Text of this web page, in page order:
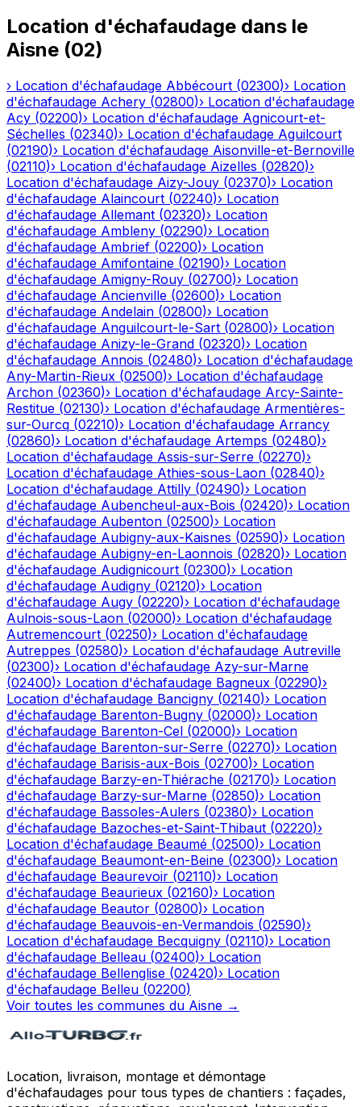
Location d'échafaudage dans le
Aisne (02)
› Location d'échafaudage Abbécourt (02300)› Location
d'échafaudage Achery (02800)› Location d'échafaudage
Acy (02200)› Location d'échafaudage Agnicourt-et-
Séchelles (02340)› Location d'échafaudage Aguilcourt
(02190)› Location d'échafaudage Aisonville-et-Bernoville
(02110)› Location d'échafaudage Aizelles (02820)›
Location d'échafaudage Aizy-Jouy (02370)› Location
d'échafaudage Alaincourt (02240)› Location
d'échafaudage Allemant (02320)› Location
d'échafaudage Ambleny (02290)› Location
d'échafaudage Ambrief (02200)› Location
d'échafaudage Amifontaine (02190)› Location
d'échafaudage Amigny-Rouy (02700)› Location
d'échafaudage Ancienville (02600)› Location
d'échafaudage Andelain (02800)› Location
d'échafaudage Anguilcourt-le-Sart (02800)› Location
d'échafaudage Anizy-le-Grand (02320)› Location
d'échafaudage Annois (02480)› Location d'échafaudage
Any-Martin-Rieux (02500)› Location d'échafaudage
Archon (02360)› Location d'échafaudage Arcy-Sainte-
Restitue (02130)› Location d'échafaudage Armentières-
sur-Ourcq (02210)› Location d'échafaudage Arrancy
(02860)› Location d'échafaudage Artemps (02480)›
Location d'échafaudage Assis-sur-Serre (02270)›
Location d'échafaudage Athies-sous-Laon (02840)›
Location d'échafaudage Attilly (02490)› Location
d'échafaudage Aubencheul-aux-Bois (02420)› Location
d'échafaudage Aubenton (02500)› Location
d'échafaudage Aubigny-aux-Kaisnes (02590)› Location
d'échafaudage Aubigny-en-Laonnois (02820)› Location
d'échafaudage Audignicourt (02300)› Location
d'échafaudage Audigny (02120)› Location
d'échafaudage Augy (02220)› Location d'échafaudage
Aulnois-sous-Laon (02000)› Location d'échafaudage
Autremencourt (02250)› Location d'échafaudage
Autreppes (02580)› Location d'échafaudage Autreville
(02300)› Location d'échafaudage Azy-sur-Marne
(02400)› Location d'échafaudage Bagneux (02290)›
Location d'échafaudage Bancigny (02140)› Location
d'échafaudage Barenton-Bugny (02000)› Location
d'échafaudage Barenton-Cel (02000)› Location
d'échafaudage Barenton-sur-Serre (02270)› Location
d'échafaudage Barisis-aux-Bois (02700)› Location
d'échafaudage Barzy-en-Thiérache (02170)› Location
d'échafaudage Barzy-sur-Marne (02850)› Location
d'échafaudage Bassoles-Aulers (02380)› Location
d'échafaudage Bazoches-et-Saint-Thibaut (02220)›
Location d'échafaudage Beaumé (02500)› Location
d'échafaudage Beaumont-en-Beine (02300)› Location
d'échafaudage Beaurevoir (02110)› Location
d'échafaudage Beaurieux (02160)› Location
d'échafaudage Beautor (02800)› Location
d'échafaudage Beauvois-en-Vermandois (02590)›
Location d'échafaudage Becquigny (02110)› Location
d'échafaudage Belleau (02400)› Location
d'échafaudage Bellenglise (02420)› Location
d'échafaudage Belleu (02200)
Voir toutes les communes du Aisne →
Location, livraison, montage et démontage
d'échafaudages pour tous types de chantiers : façades,